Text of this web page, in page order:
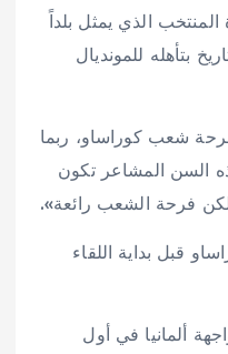
الذي يمثل بلداً
بتأهله للمونديال
شعب كوراساو، ربما
السن المشاعر تكون
فرحة الشعب رائعة».
قبل بداية اللقاء
ألمانيا في أول